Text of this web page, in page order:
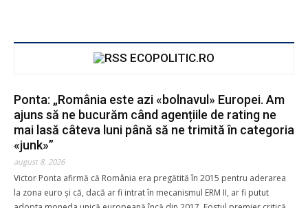
ECOPOLITIC.RO
Ponta: „România este azi «bolnavul» Europei. Am
ajuns să ne bucurăm când agențiile de rating ne
mai lasă câteva luni până să ne trimită în categoria
«junk»”
august 8, 2026
Victor Ponta afirmă că România era pregătită în 2015 pentru aderarea
la zona euro și că, dacă ar fi intrat în mecanismul ERM II, ar fi putut